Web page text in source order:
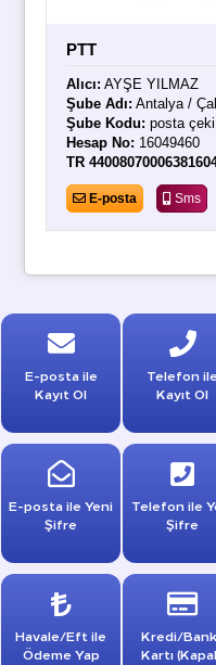
PTT
Alıcı: AYŞE YILMAZ
Şube Adı: Antalya /
Şube Kodu: posta çeki
Hesap No: 16049460
TR
E-posta Sms
E-posta ile
Kayıt Ol
Telefon ile
Kayıt Ol
E-posta ile Yeni
Şifre
Telefon ile
Şifre
Havale/Eft ile
Ödeme Yap
Kredi/
Kartı